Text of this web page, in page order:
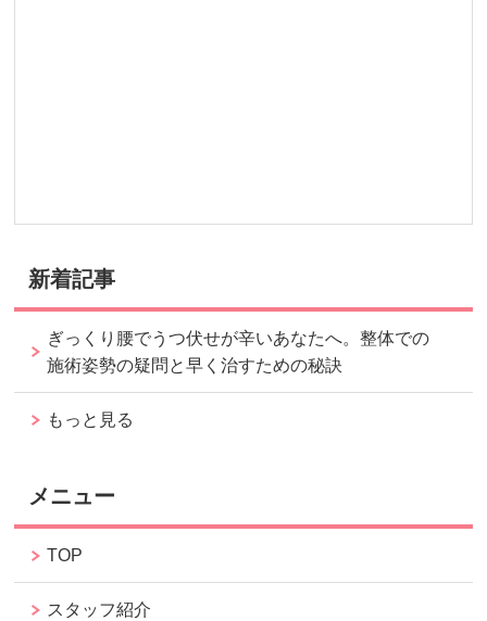
新着記事
ぎっくり腰でうつ伏せが辛いあなたへ。整体での
施術姿勢の疑問と早く治すための秘訣
もっと見る
メニュー
TOP
スタッフ紹介